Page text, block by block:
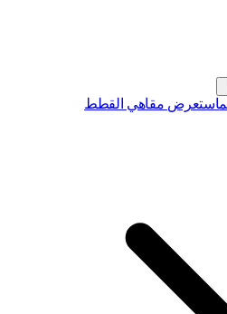
استعرض مقاهي القطط